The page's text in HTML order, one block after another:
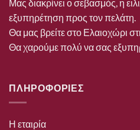
Μας διακρίνει ο σεβασμός, η
εξυπηρέτηση προς τον πελάτη.
Θα μας βρείτε στο Ελαιοχώρι
Θα χαρούμε πολύ να σας
ΠΛΗΡΟΦΟΡΙΕΣ
Η εταιρία